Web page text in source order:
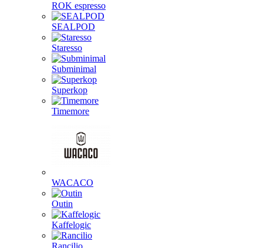
ROK espresso
SEALPOD
Staresso
Subminimal
Superkop
Timemore
WACACO
Outin
Kaffelogic
Rancilio